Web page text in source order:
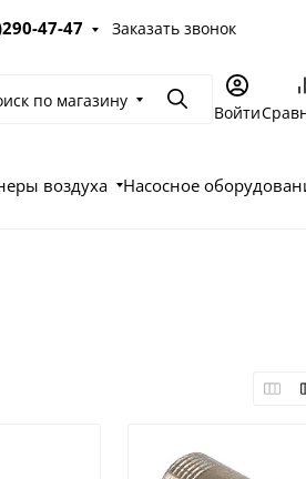
47-47 Заказать звонок
по магазину ПоискВойти
воздуха Насосное